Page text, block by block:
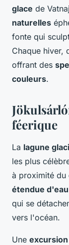
glace de
naturelles
fonte qui
Chaque hiver,
offrant des
couleurs.
féerique
La lagune
les plus
à proximité du
étendue d'eau
qui se
vers l'océan.
Une excursion